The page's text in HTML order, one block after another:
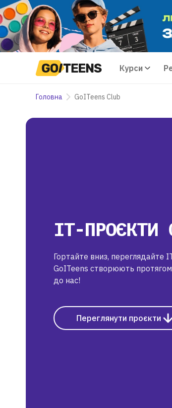
Курси
Головна GoITeens Club
IT-ПРОЄКТИ
Гортайте вниз, переглядайте
GoITeens створюють
до нас!
Переглянути проєкти